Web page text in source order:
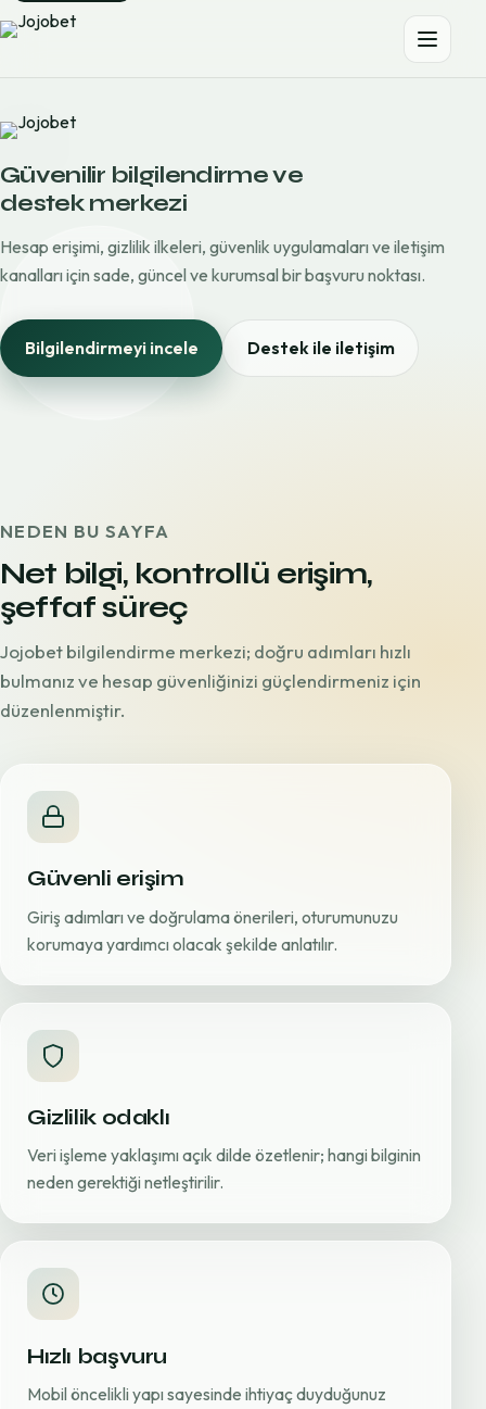
Güvenilir bilgilendirme ve
destek merkezi
Hesap erişimi, gizlilik ilkeleri, güvenlik uygulamaları ve iletişim
kanalları için sade, güncel ve kurumsal bir başvuru noktası.
Bilgilendirmeyi incele Destek ile iletişim
NEDEN BU SAYFA
Net bilgi, kontrollü erişim,
şeffaf süreç
Jojobet bilgilendirme merkezi; doğru adımları hızlı
bulmanız ve hesap güvenliğinizi güçlendirmeniz için
düzenlenmiştir.
Güvenli erişim
Giriş adımları ve doğrulama önerileri, oturumunuzu
korumaya yardımcı olacak şekilde anlatılır.
Gizlilik odaklı
Veri işleme yaklaşımı açık dilde özetlenir; hangi bilginin
neden gerektiği netleştirilir.
Hızlı başvuru
Mobil öncelikli yapı sayesinde ihtiyaç duyduğunuz